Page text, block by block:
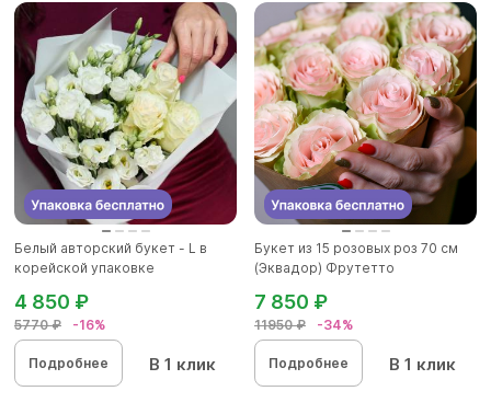
Белый авторский букет - L в
корейской упаковке
5770 ₽ -16%
4 850 ₽
Подробнее В 1 клик
Букет из 15 розовых роз 70 см
(Эквадор) Фрутетто
11950 ₽ -34%
7 850 ₽
Подробнее В 1 клик